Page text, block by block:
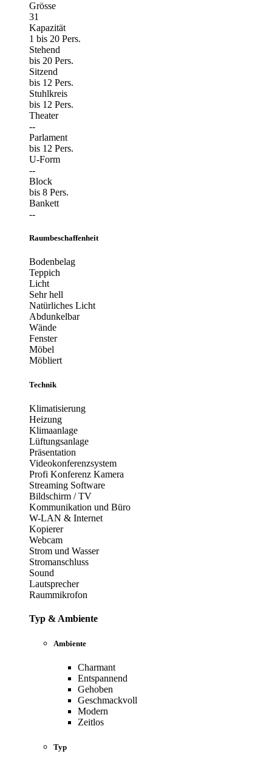
Grösse
31
Kapazität
1 bis 20 Pers.
Stehend
bis 20 Pers.
Sitzend
bis 12 Pers.
Stuhlkreis
bis 12 Pers.
Theater
--
Parlament
bis 12 Pers.
U-Form
--
Block
bis 8 Pers.
Bankett
--
Raumbeschaffenheit
Bodenbelag
Teppich
Licht
Sehr hell
Natürliches Licht
Abdunkelbar
Wände
Fenster
Möbel
Möbliert
Technik
Klimatisierung
Heizung
Klimaanlage
Lüftungsanlage
Präsentation
Videokonferenzsystem
Profi Konferenz Kamera
Streaming Software
Bildschirm / TV
Kommunikation und Büro
W-LAN & Internet
Kopierer
Webcam
Strom und Wasser
Stromanschluss
Sound
Lautsprecher
Raummikrofon
Typ & Ambiente
Ambiente
Charmant
Entspannend
Gehoben
Geschmackvoll
Modern
Zeitlos
Typ